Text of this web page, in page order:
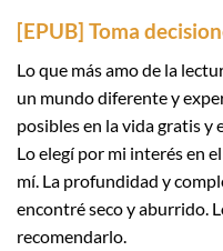
[EPUB] Toma
Lo que más amo de la
un mundo diferente y
posibles en la vida gratis y
Lo elegí por mi interés en
mí. La profundidad y
encontré seco y aburrido.
recomendarlo.